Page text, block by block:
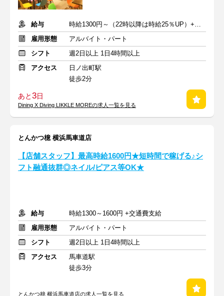
給与
時給1300円～（22時以降は時給25％UP）+交通費
雇用形態
アルバイト・パート
シフト
週2日以上 1日4時間以上
アクセス
日ノ出町駅
徒歩2分
あと3日
Dining X Diving LIKKLE MOREの求人一覧を見る
とんかつ檍 横浜馬車道店
【店舗スタッフ】最高時給1600円★短時間で稼げる♪シ
フト融通抜群◎ネイル/ピアス等OK★
給与
時給1300～1600円 +交通費支給
雇用形態
アルバイト・パート
シフト
週2日以上 1日4時間以上
アクセス
馬車道駅
徒歩3分
とんかつ檍 横浜馬車道店の求人一覧を見る